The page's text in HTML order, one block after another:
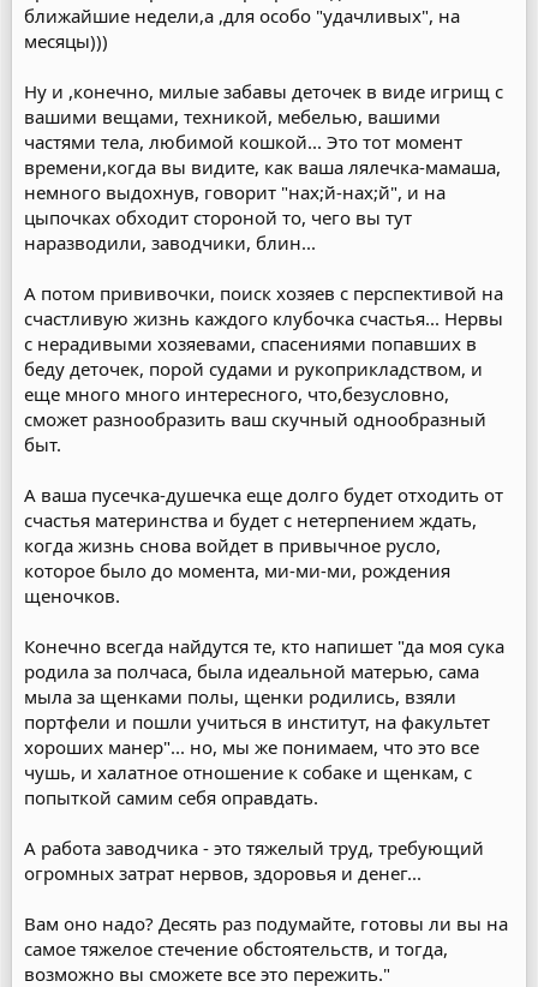
ближайшие недели,а ,для особо "удачливых", на
месяцы)))
Ну и ,конечно, милые забавы деточек в виде игрищ с
вашими вещами, техникой, мебелью, вашими
частями тела, любимой кошкой... Это тот момент
времени,когда вы видите, как ваша лялечка-мамаша,
немного выдохнув, говорит "нах;й-нах;й", и на
цыпочках обходит стороной то, чего вы тут
наразводили, заводчики, блин...
А потом прививочки, поиск хозяев с перспективой на
счастливую жизнь каждого клубочка счастья... Нервы
с нерадивыми хозяевами, спасениями попавших в
беду деточек, порой судами и рукоприкладством, и
еще много много интересного, что,безусловно,
сможет разнообразить ваш скучный однообразный
быт.
А ваша пусечка-душечка еще долго будет отходить от
счастья материнства и будет с нетерпением ждать,
когда жизнь снова войдет в привычное русло,
которое было до момента, ми-ми-ми, рождения
щеночков.
Конечно всегда найдутся те, кто напишет "да моя сука
родила за полчаса, была идеальной матерью, сама
мыла за щенками полы, щенки родились, взяли
портфели и пошли учиться в институт, на факультет
хороших манер"... но, мы же понимаем, что это все
чушь, и халатное отношение к собаке и щенкам, с
попыткой самим себя оправдать.
А работа заводчика - это тяжелый труд, требующий
огромных затрат нервов, здоровья и денег...
Вам оно надо? Десять раз подумайте, готовы ли вы на
самое тяжелое стечение обстоятельств, и тогда,
возможно вы сможете все это пережить."